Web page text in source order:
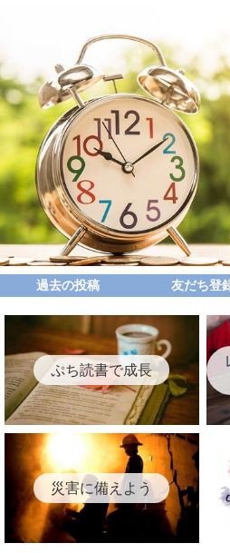
過去の投稿 友だち登
ぷち読書で成長
災害に備えよう